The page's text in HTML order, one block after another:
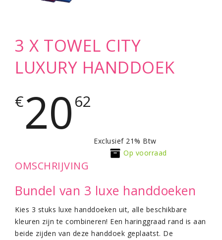
3 X TOWEL CITY
LUXURY HANDDOEK
€2062
Exclusief 21% Btw
Op voorraad
OMSCHRIJVING
Bundel van 3 luxe handdoeken
Kies 3 stuks luxe handdoeken uit, alle beschikbare
kleuren zijn te combineren! Een haringgraad rand is aan
beide zijden van deze handdoek geplaatst. De